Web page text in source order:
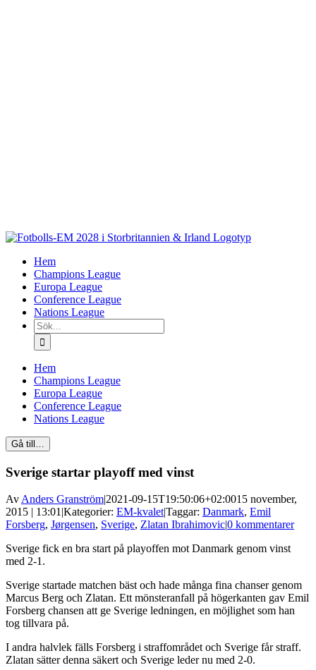
Hem
Champions League
Europa League
Conference League
Nations League
Sök
efter:
Hem
Champions League
Europa League
Conference League
Nations League
Gå till…
Sverige startar playoff med vinst
AvAnders Granström|2021-09-15T19:50:06+02:0015 november,
2015 | 13:01|Kategorier: EM-kvalet|Taggar: Danmark, Emil
Forsberg, Jørgensen, Sverige, Zlatan Ibrahimovic|0 kommentarer
Sverige fick en bra start på playoffen mot Danmark genom vinst
med 2-1.
Sverige startade matchen bäst och hade många fina chanser genom
Marcus Berg och Zlatan. Ett mönsteranfall på högerkanten gav Emil
Forsberg chansen att ge Sverige ledningen, en möjlighet som han
tog tillvara på.
I andra halvlek fälls Forsberg i straffområdet och Sverige får straff.
Zlatan sätter denna säkert och Sverige leder nu med 2-0.